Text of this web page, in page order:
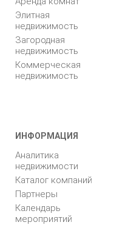
Элитная
недвижимость
Загородная
недвижимость
Коммерческая
недвижимость
ИНФОРМАЦИЯ
Аналитика
недвижимости
Каталог компаний
Партнеры
Календарь
мероприятий